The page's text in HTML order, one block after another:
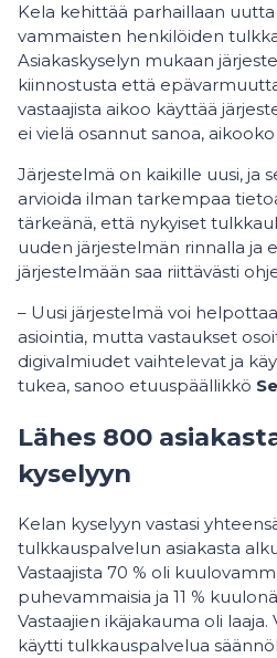
Kela kehittää parhaillaan
vammaisten henkilöiden
Asiakaskyselyn mukaan
kiinnostusta että
vastaajista aikoo käyttää
ei vielä osannut sanoa,
Järjestelmä on kaikille uusi, ja
arvioida ilman tarkempaa
tärkeänä, että nykyiset
uuden järjestelmän rinnalla ja
järjestelmään saa riittävästi
– Uusi järjestelmä voi
asiointia, mutta vastaukset
digivalmiudet vaihtelevat ja
tukea, sanoo etuuspäällikkö
Lähes 800
kyselyyn
Kelan kyselyyn vastasi
tulkkauspalvelun asiakasta
Vastaajista 70 % oli
puhevammaisia ja 11 %
Vastaajien ikäjakauma oli laaja.
käytti tulkkauspalvelua